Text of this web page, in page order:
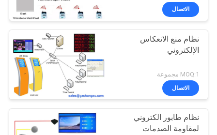
الاتصال
نظام منع الانعكاس
الإلكتروني
MOQ:1 مجموعة
الاتصال
نظام طابور الكتروني
لمقاومة الصدمات